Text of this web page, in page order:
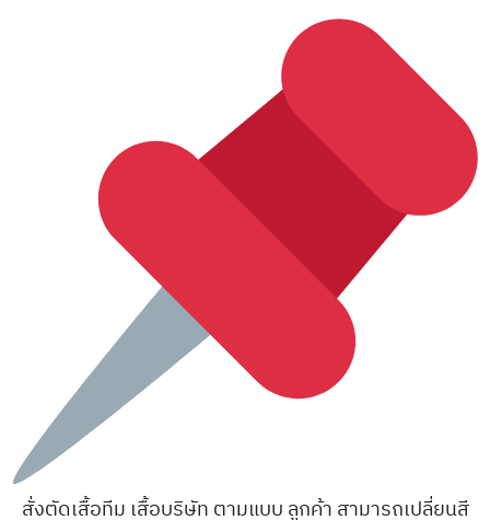
สั่งตัดเสื้อทีม เสื้อบริษัท ตามแบบ ลูกค้า สามารถเปลี่ยนสี